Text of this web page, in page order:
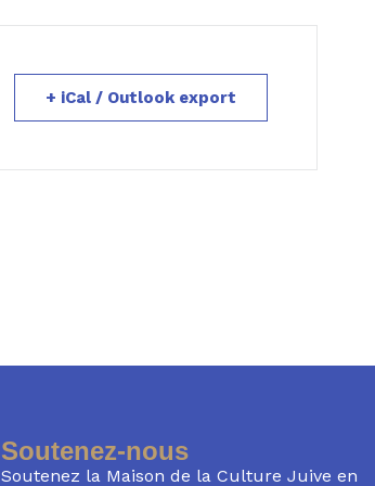
+ iCal / Outlook export
Soutenez-nous
Soutenez la Maison de la Culture Juive en